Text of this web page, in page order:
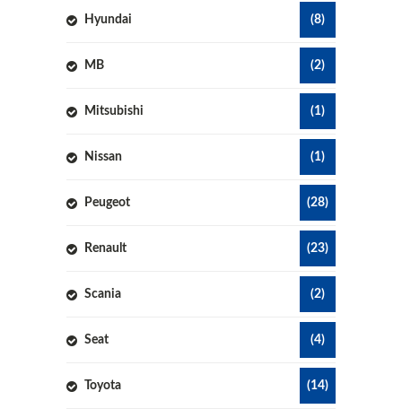
Hyundai (8)
MB (2)
Mitsubishi (1)
Nissan (1)
Peugeot (28)
Renault (23)
Scania (2)
Seat (4)
Toyota (14)